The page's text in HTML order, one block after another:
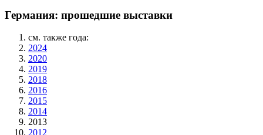
Германия: прошедшие выставки
см. также года:
2024
2020
2019
2018
2016
2015
2014
2013
2012